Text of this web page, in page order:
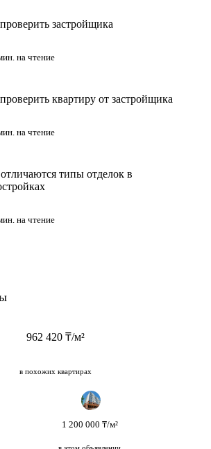
962 420 ₸/м²
в похожих квартирах
1 200 000 ₸/м²
застройщика
на чтение
квартиру от застройщика
на чтение
типы отделок в
на чтение